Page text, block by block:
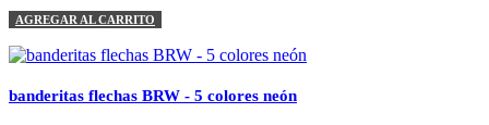
AGREGAR AL CARRITO
banderitas flechas BRW - 5 colores neón